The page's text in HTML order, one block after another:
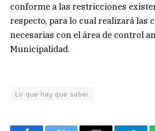
conforme a las restricciones
respecto, para lo cual realizará las
necesarias con el área de control
Municipalidad.
Lo que hay que saber